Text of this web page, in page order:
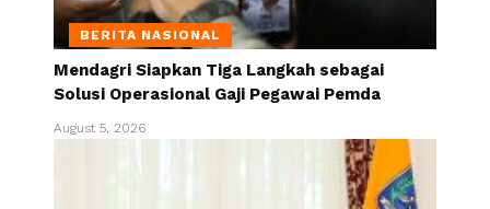
BERITA NASIONAL
Mendagri Siapkan Tiga Langkah sebagai
Solusi Operasional Gaji Pegawai Pemda
August 5, 2026